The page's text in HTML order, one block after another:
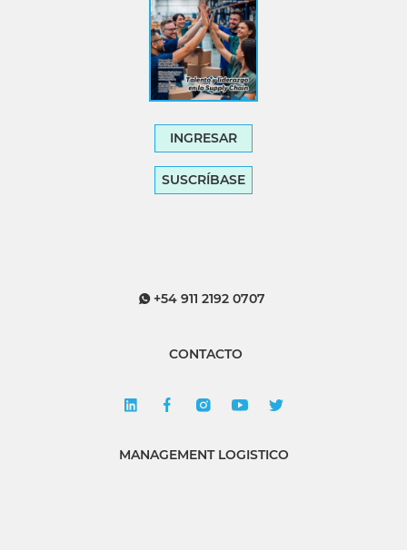
INGRESAR
SUSCRÍBASE
+54 911 2192 0707
CONTACTO
MANAGEMENT LOGISTICO